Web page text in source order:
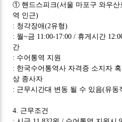
① 핸드스피크(서울 마포구 와우산
역 인근)
: 청각장애(2유형)
: 월~금 11:00-17:00 / 휴게시간
간
: 수어통역 지원
: 한국수어통역사 자격증 소지자
상 종사자
: 근무시간대 변동 될 수 있음(유동
4. 근무조건